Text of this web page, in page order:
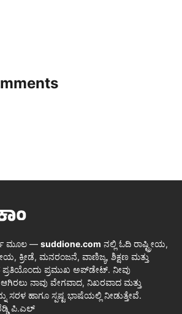
ಮೂಲ — suddione.com ನಲ್ಲಿ ಓದಿ ರಾಷ್ಟ್ರೀಯ,
ಕ್ರೀಡೆ, ಮನರಂಜನೆ, ವಾಣಿಜ್ಯ, ಶಿಕ್ಷಣ ಮತ್ತು
ಪ್ರತಿಯೊಂದು ಪ್ರಮುಖ ಅಪ್‌ಡೇಟ್. ನೀವು
ನಾವು ವೇಗವಾದ, ನಿಖರವಾದ ಮತ್ತು
ಸರಳ ಹಾಗೂ ಸ್ಪಷ್ಟ ಭಾಷೆಯಲ್ಲಿ ನೀಡುತ್ತೇವೆ.
ಪಿ.ಎಲ್